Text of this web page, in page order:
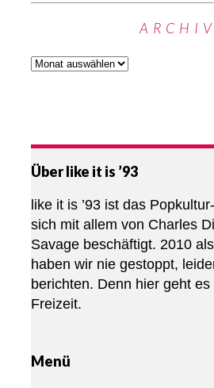
ARCHIV
Über like it is ’93
like it is ’93 ist das
sich mit allem von Charles
Savage beschäftigt. 2010
haben wir nie gestoppt,
berichten. Denn hier geht
Freizeit.
Menü